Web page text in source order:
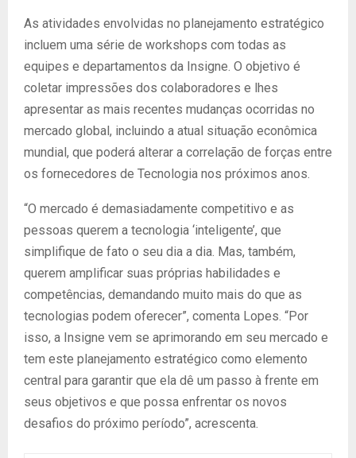
As atividades envolvidas no planejamento estratégico
incluem uma série de workshops com todas as
equipes e departamentos da Insigne. O objetivo é
coletar impressões dos colaboradores e lhes
apresentar as mais recentes mudanças ocorridas no
mercado global, incluindo a atual situação econômica
mundial, que poderá alterar a correlação de forças entre
os fornecedores de Tecnologia nos próximos anos.
“O mercado é demasiadamente competitivo e as
pessoas querem a tecnologia ‘inteligente’, que
simplifique de fato o seu dia a dia. Mas, também,
querem amplificar suas próprias habilidades e
competências, demandando muito mais do que as
tecnologias podem oferecer”, comenta Lopes. “Por
isso, a Insigne vem se aprimorando em seu mercado e
tem este planejamento estratégico como elemento
central para garantir que ela dê um passo à frente em
seus objetivos e que possa enfrentar os novos
desafios do próximo período”, acrescenta.